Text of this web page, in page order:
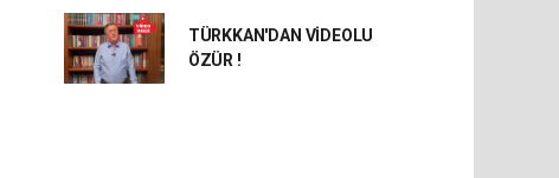
TÜRKKAN'DAN VİDEOLU
ÖZÜR !